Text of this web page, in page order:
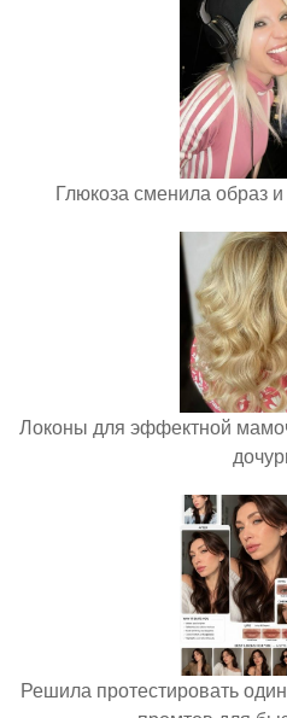
Глюкоза сменила образ
Локоны для эффектной
Решила протестировать